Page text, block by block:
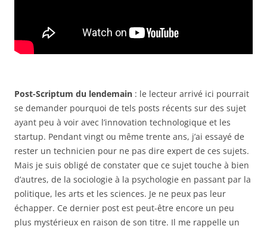
Post-Scriptum du lendemain : le lecteur arrivé ici pourrait
se demander pourquoi de tels posts récents sur des sujet
ayant peu à voir avec l’innovation technologique et les
startup. Pendant vingt ou même trente ans, j’ai essayé de
rester un technicien pour ne pas dire expert de ces sujets.
Mais je suis obligé de constater que ce sujet touche à bien
d’autres, de la sociologie à la psychologie en passant par la
politique, les arts et les sciences. Je ne peux pas leur
échapper. Ce dernier post est peut-être encore un peu
plus mystérieux en raison de son titre. Il me rappelle un